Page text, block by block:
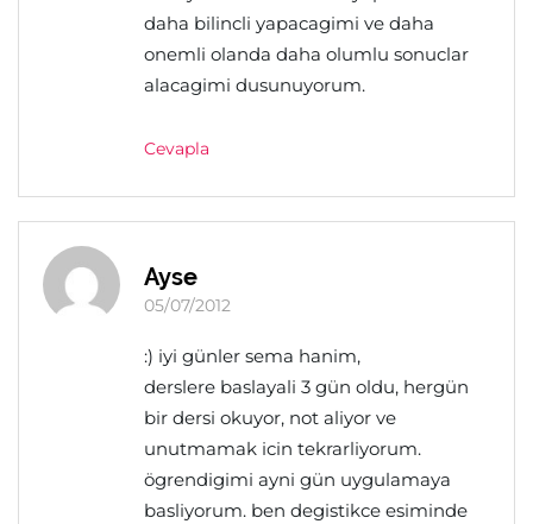
daha bilincli yapacagimi ve daha
onemli olanda daha olumlu sonuclar
alacagimi dusunuyorum.
Cevapla
Ayse
05/07/2012
:) iyi günler sema hanim,
derslere baslayali 3 gün oldu, hergün
bir dersi okuyor, not aliyor ve
unutmamak icin tekrarliyorum.
ögrendigimi ayni gün uygulamaya
basliyorum. ben degistikce esiminde